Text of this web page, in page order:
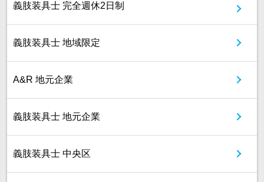
義肢装具士 完全週休2日制
義肢装具士 地域限定
A&R 地元企業
義肢装具士 地元企業
義肢装具士 中央区